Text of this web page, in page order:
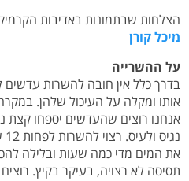
הצלחות שבתמונות באדיבות
מיכל קורן
על ההשרייה
בדרך כלל אין חובה להשרות עדשים
אותו ומקלה על העיכול שלהן.
אנחנו רוצים שהעדשים יספחו קצת
את המים מדי כמה שעות ובלילה
תסיסה לא רצויה, בעיקר בקיץ.